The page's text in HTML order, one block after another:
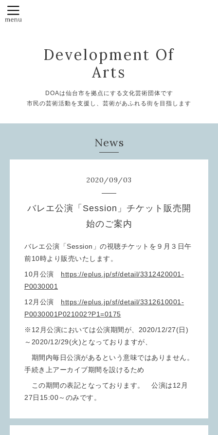
Development Of
Arts
DOAは仙台市を拠点にする文化芸術団体です
市民の芸術活動を支援し、芸術があふれる街を目指します
News
2020/09/03
バレエ公演「Session」チケット販売開
始のご案内
バレエ公演「Session」の視聴チケットを９月３日午
前10時より販売いたします。
10月公演 https://eplus.jp/sf/detail/331 2420001-
P0030001
12月公演 https://eplus.jp/sf/detail/3312610001-
P0030001P021002?P1=0175
※12月公演においては公演期間が、2020/12/27(日)
～2020/12/29(火)となっておりますが、
期間内毎日公演があるという意味ではありません。
手続き上アーカイブ期間を設けるため
この期間の表記となっております。 公演は12月
27日15:00～のみです。